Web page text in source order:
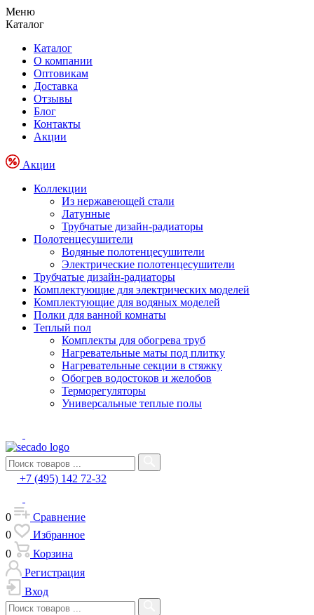
Меню
Каталог
Каталог
О компании
Оптовикам
Доставка
Отзывы
Блог
Контакты
Акции
Акции
Коллекции
Из нержавеющей стали
Латунные
Трубчатые дизайн-радиаторы
Полотенцесушители
Водяные полотенцесушители
Электрические полотенцесушители
Трубчатые дизайн-радиаторы
Комплектующие для электрических моделей
Комплектующие для водяных моделей
Полки для ванной комнаты
Теплый пол
Комплекты для обогрева труб
Нагревательные маты под плитку
Нагревательные секции в стяжку
Обогрев водостоков и желобов
Терморегуляторы
Универсальные теплые полы
+7 (495) 142 72-32
0
Сравнение
0
Избранное
0
Корзина
Регистрация
Вход